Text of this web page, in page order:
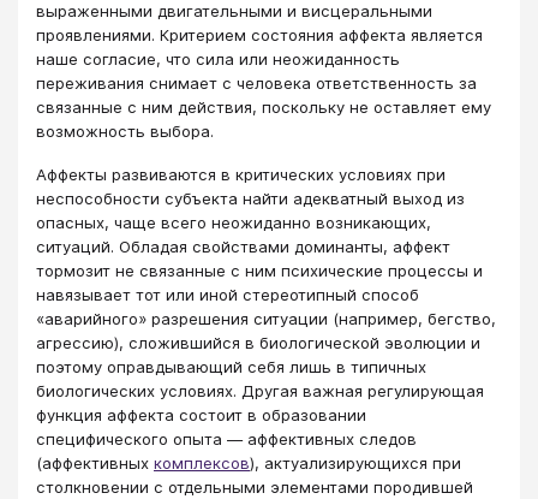
выраженными двигательными и висцеральными
проявлениями. Критерием состояния аффекта является
наше согласие, что сила или неожиданность
переживания снимает с человека ответственность за
связанные с ним действия, поскольку не оставляет ему
возможность выбора.
Аффекты развиваются в критических условиях при
неспособности субъекта найти адекватный выход из
опасных, чаще всего неожиданно возникающих,
ситуаций. Обладая свойствами доминанты, аффект
тормозит не связанные с ним психические процессы и
навязывает тот или иной стереотипный способ
«аварийного» разрешения ситуации (например, бегство,
агрессию), сложившийся в биологической эволюции и
поэтому оправдывающий себя лишь в типичных
биологических условиях. Другая важная регулирующая
функция аффекта состоит в образовании
специфического опыта — аффективных следов
(аффективных комплексов), актуализирующихся при
столкновении с отдельными элементами породившей